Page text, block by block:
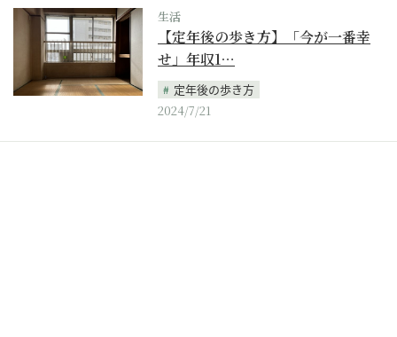
生活
【定年後の歩き方】「今が一番幸
せ」年収1…
定年後の歩き方
2024/7/21